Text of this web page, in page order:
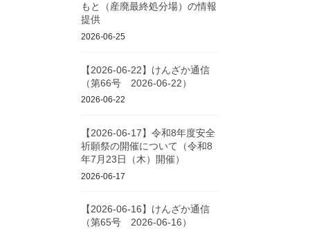
もと（産廃最終処分場）の情報
提供
2026-06-25
【2026-06-22】けんざか通信
（第66号 2026-06-22）
2026-06-22
【2026-06-17】令和8年度安全
祈願祭の開催について（令和8
年7月23日（木）開催）
2026-06-17
【2026-06-16】けんざか通信
（第65号 2026-06-16）